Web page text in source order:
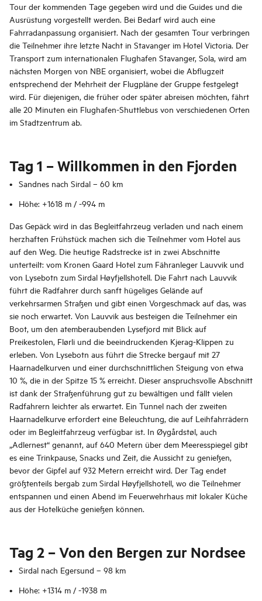
Tour der kommenden Tage gegeben wird und die Guides und die
Ausrüstung vorgestellt werden. Bei Bedarf wird auch eine
Fahrradanpassung organisiert. Nach der gesamten Tour verbringen
die Teilnehmer ihre letzte Nacht in Stavanger im Hotel Victoria. Der
Transport zum internationalen Flughafen Stavanger, Sola, wird am
nächsten Morgen von NBE organisiert, wobei die Abflugzeit
entsprechend der Mehrheit der Flugpläne der Gruppe festgelegt
wird. Für diejenigen, die früher oder später abreisen möchten, fährt
alle 20 Minuten ein Flughafen-Shuttlebus von verschiedenen Orten
im Stadtzentrum ab.
Tag 1 – Willkommen in den Fjorden
Sandnes nach Sirdal – 60 km
Höhe: +1618 m / -994 m
Das Gepäck wird in das Begleitfahrzeug verladen und nach einem
herzhaften Frühstück machen sich die Teilnehmer vom Hotel aus
auf den Weg. Die heutige Radstrecke ist in zwei Abschnitte
unterteilt: vom Kronen Gaard Hotel zum Fähranleger Lauvvik und
von Lysebotn zum Sirdal Høyfjellshotell. Die Fahrt nach Lauvvik
führt die Radfahrer durch sanft hügeliges Gelände auf
verkehrsarmen Straßen und gibt einen Vorgeschmack auf das, was
sie noch erwartet. Von Lauvvik aus besteigen die Teilnehmer ein
Boot, um den atemberaubenden Lysefjord mit Blick auf
Preikestolen, Flørli und die beeindruckenden Kjerag-Klippen zu
erleben. Von Lysebotn aus führt die Strecke bergauf mit 27
Haarnadelkurven und einer durchschnittlichen Steigung von etwa
10 %, die in der Spitze 15 % erreicht. Dieser anspruchsvolle Abschnitt
ist dank der Straßenführung gut zu bewältigen und fällt vielen
Radfahrern leichter als erwartet. Ein Tunnel nach der zweiten
Haarnadelkurve erfordert eine Beleuchtung, die auf Leihfahrrädern
oder im Begleitfahrzeug verfügbar ist. In Øygårdstøl, auch
„Adlernest“ genannt, auf 640 Metern über dem Meeresspiegel gibt
es eine Trinkpause, Snacks und Zeit, die Aussicht zu genießen,
bevor der Gipfel auf 932 Metern erreicht wird. Der Tag endet
größtenteils bergab zum Sirdal Høyfjellshotell, wo die Teilnehmer
entspannen und einen Abend im Feuerwehrhaus mit lokaler Küche
aus der Hotelküche genießen können.
Tag 2 – Von den Bergen zur Nordsee
Sirdal nach Egersund – 98 km
Höhe: +1314 m / -1938 m